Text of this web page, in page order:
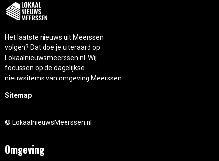
Het laatste nieuws uit Meerssen
volgen? Dat doe je uiteraard op
Lokaalnieuwsmeerssen.nl. Wij
focussen op de dagelijkse
nieuwsitems van omgeving Meerssen.
Sitemap
© LokaalnieuwsMeerssen.nl
Omgeving